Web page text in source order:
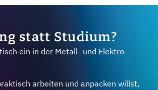
statt Studium?
ein in der Metall- und Elektro-
arbeiten und anpacken willst,